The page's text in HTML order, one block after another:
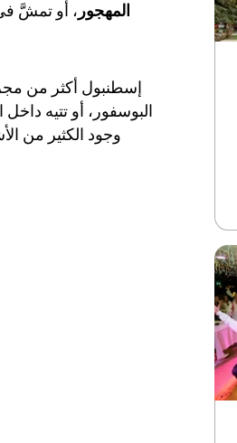
سطح Buyuk Valide Han المهجور ، أو تمشَّ
إسطنبول أكثر من
البوسفور، أو تتيه
وجود الكثير من